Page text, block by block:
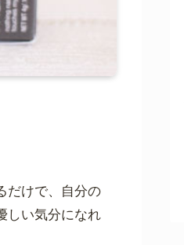
だけで、自分の
しい気分になれ